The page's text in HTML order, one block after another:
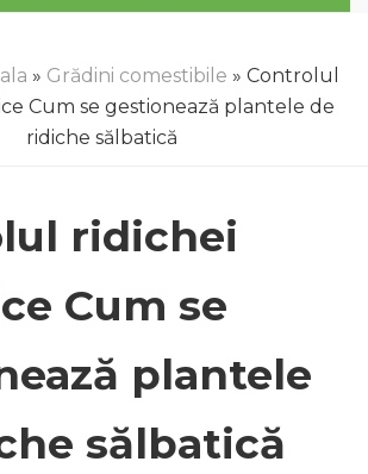
» Grădini comestibile » Controlul
Cum se gestionează plantele de
ridiche sălbatică
ridichei
Cum se
plantele
sălbatică